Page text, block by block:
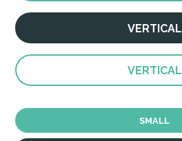
VERTICAL
VERTICAL
SMALL